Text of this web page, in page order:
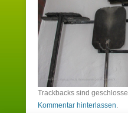
Trackbacks sind
Kommentar hinterlassen.